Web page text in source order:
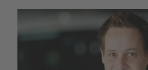
Partner werden
Newsletter
Archiv